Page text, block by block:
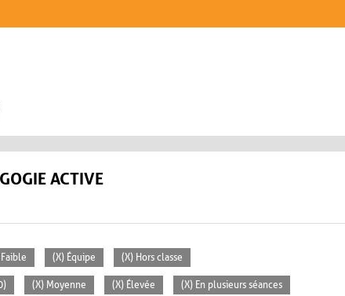
ACTIVE
(X) Équipe (X) Hors classe
(X) Moyenne (X) Élevée (X) En plusieurs séances